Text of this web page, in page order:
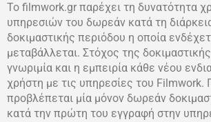
Το filmwork.gr παρέχει τη δυνατότητα
υπηρεσιών του δωρεάν κατά τη
δοκιμαστικής περιόδου η οποία
μεταβάλλεται. Στόχος της
γνωριμία και η εμπειρία κάθε νέου
χρήστη με τις υπηρεσίες του Filmwork.
προβλέπεται μία μόνον δωρεάν
κατά την πρώτη του εγγραφή στην